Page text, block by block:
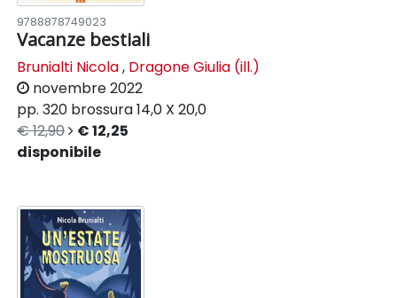
9788878749023
Vacanze bestiali
Brunialti Nicola, Dragone Giulia (ill.)
novembre 2022
pp. 320 brossura14,0 X 20,0
€ 12,90
€ 12,25
disponibile